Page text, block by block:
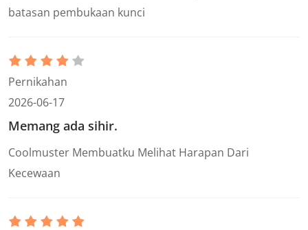
batasan pembukaan kunci
Pernikahan
2026-06-17
Memang ada sihir.
Coolmuster Membuatku Melihat Harapan Dari
Kecewaan